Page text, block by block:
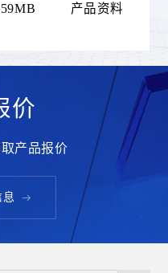
产品资料
车
价
产品报价
息